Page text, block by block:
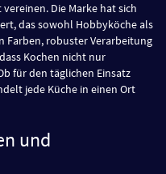
Die Marke hat sich
das sowohl Hobbyköche als
Farben, robuster Verarbeitung
Kochen nicht nur
für den täglichen Einsatz
jede Küche in einen Ort
und